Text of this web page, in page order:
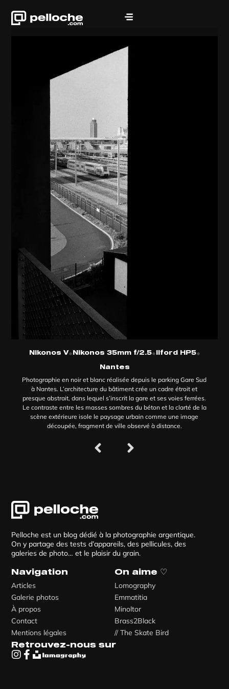
Nikonos V•Nikonos 35mm f/2.5•Ilford HP5•
Nantes
Photographie en noir et blanc réalisée depuis le parking Gare Sud
à Nantes. L’architecture du bâtiment crée un cadre étroit et
presque abstrait, dans lequel s’inscrit la gare et ses voies ferrées.
Le contraste entre les masses sombres du béton et la clarté de la
scène extérieure isole le paysage urbain comme une image
découpée, fragment de ville observé à distance.
Pelloche est un blog dédié à la photographie argentique.
On y partage des tests d’appareils, des pellicules, des
galeries de photo… et le plaisir du grain.
Navigation
Articles
Galerie photos
À propos
Contact
Mentions légales
On aime ♡
Lomography
Emmatitia
Minoltor
Brass2Black
// The Skate Bird
Retrouvez-nous sur